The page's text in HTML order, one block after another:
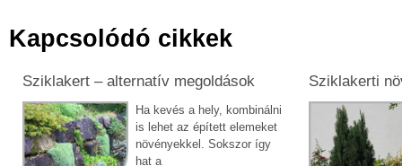
Kapcsolódó cikkek
Sziklakert – alternatív megoldások
Ha kevés a hely, kombinálni
is lehet az épített elemeket
növényekkel. Sokszor így
hat a
Sziklakerti